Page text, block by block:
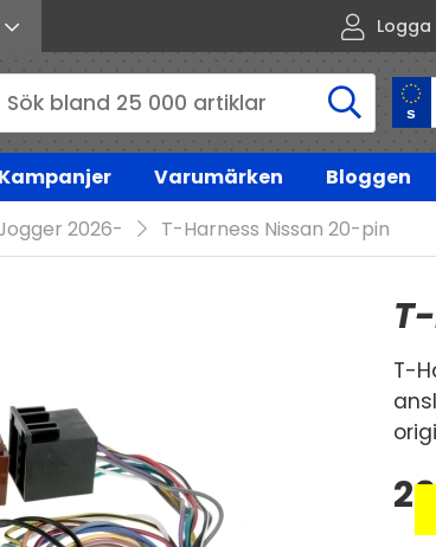
Logga
Kampanjer Varumärken Bloggen
2026- T-Harness Nissan 20-pin
T-